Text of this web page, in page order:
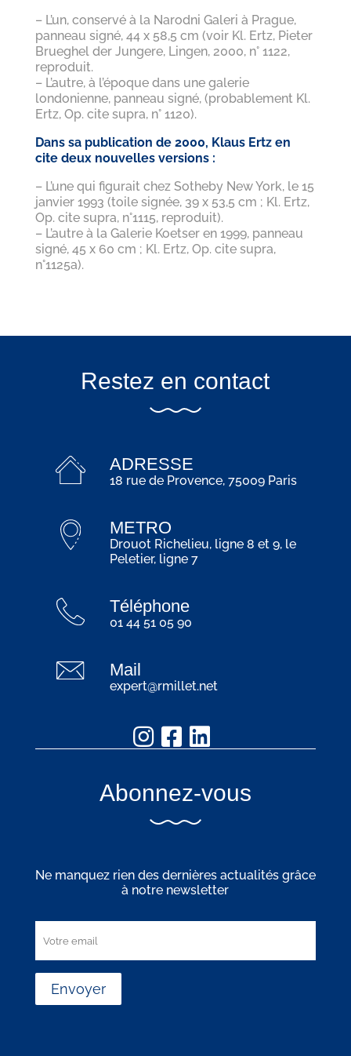
– L’un, conservé à la Narodni Galeri à Prague,
panneau signé, 44 x 58,5 cm (voir Kl. Ertz, Pieter
Brueghel der Jungere, Lingen, 2000, n° 1122,
reproduit.
– L’autre, à l’époque dans une galerie
londonienne, panneau signé, (probablement Kl.
Ertz, Op. cite supra, n° 1120).
Dans sa publication de 2000, Klaus Ertz en
cite deux nouvelles versions :
– L’une qui figurait chez Sotheby New York, le 15
janvier 1993 (toile signée, 39 x 53,5 cm ; Kl. Ertz,
Op. cite supra, n°1115, reproduit).
– L’autre à la Galerie Koetser en 1999, panneau
signé, 45 x 60 cm ; Kl. Ertz, Op. cite supra,
n°1125a).
Restez en contact
ADRESSE
18 rue de Provence, 75009 Paris
METRO
Drouot Richelieu, ligne 8 et 9, le
Peletier, ligne 7
Téléphone
01 44 51 05 90
Mail
expert@rmillet.net
Abonnez-vous
Ne manquez rien des dernières actualités grâce
à notre newsletter